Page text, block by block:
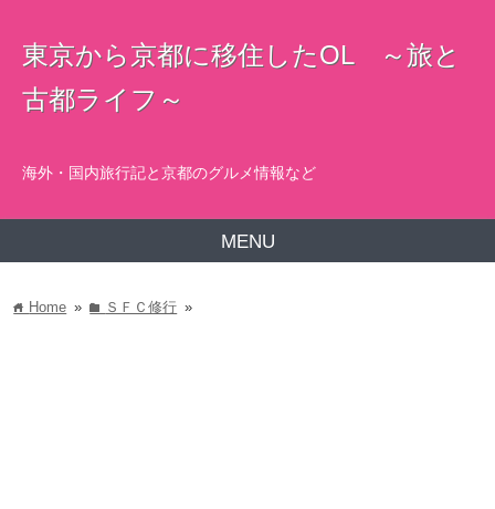
東京から京都に移住したOL ～旅と
古都ライフ～
海外・国内旅行記と京都のグルメ情報など
MENU
home Home » folder ＳＦＣ修行 »